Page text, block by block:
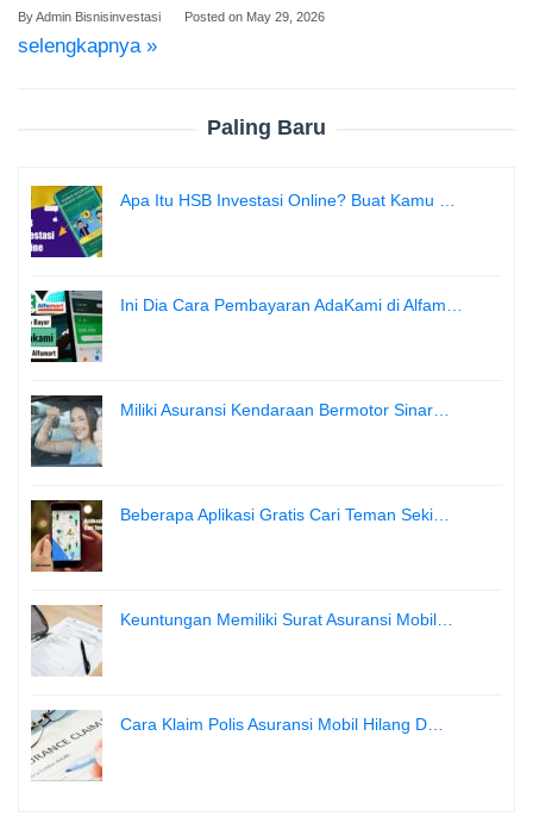
ByAdmin Bisnisinvestasi Posted on May 29, 2026
selengkapnya »
Paling Baru
Apa Itu HSB Investasi Online? Buat Kamu …
Ini Dia Cara Pembayaran AdaKami di Alfam…
Miliki Asuransi Kendaraan Bermotor Sinar…
Beberapa Aplikasi Gratis Cari Teman Seki…
Keuntungan Memiliki Surat Asuransi Mobil…
Cara Klaim Polis Asuransi Mobil Hilang D…